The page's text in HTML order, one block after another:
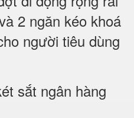
2 ngăn kéo khoá
người tiêu dùng
sắt ngân hàng